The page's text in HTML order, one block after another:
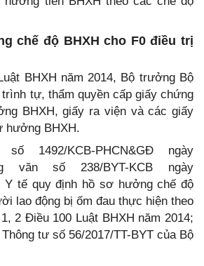
chế độ BHXH cho F0 điều trị
BHXH năm 2014, Bộ trưởng Bộ
tự, thẩm quyền cấp giấy chứng
BHXH, giấy ra viện và các giấy
hưởng BHXH.
1492/KCB-PHCN&GĐ ngày
văn số 238/BYT-KCB ngày
Y tế quy định hồ sơ hưởng chế độ
lao động bị ốm đau thực hiện theo
2 Điều 100 Luật BHXH năm 2014;
tư số 56/2017/TT-BYT của Bộ